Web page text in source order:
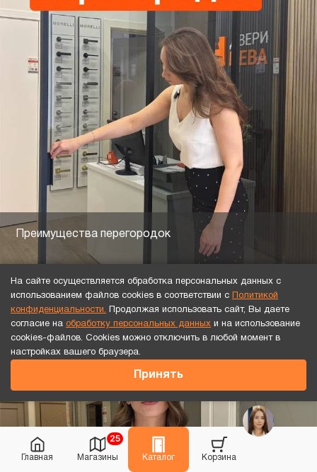
Главная Магазины
25
Каталог Корзина
Преимущества перегородок
На сайте осуществляется обработка персональных данных с
использованием файлов cookies в соответствии с
Политикой
конфиденциальности. Продолжая использовать сайт, Вы даете
согласие на обработку персональных данных и на использование
cookies-файлов. Cookies можно отключить в любой момент в
настройках вашего браузера.
Принять